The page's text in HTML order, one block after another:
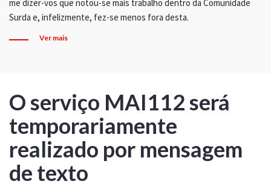
me dizer-vos que notou-se mais trabalho dentro da Comunidade
Surda e, infelizmente, fez-se menos fora desta.
Ver mais
O serviço MAI112 será
temporariamente
realizado por mensagem
de texto